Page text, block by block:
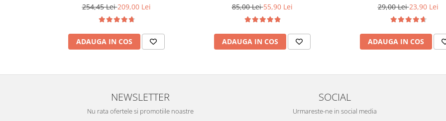
254,45 Lei209,00 Lei
ADAUGA IN COS
85,00 Lei55,90 Lei
ADAUGA IN COS
29,00 Lei23,90 Lei
ADAUGA IN COS
NEWSLETTER
Nu rata ofertele si promotiile noastre
SOCIAL
Urmareste-ne in social media